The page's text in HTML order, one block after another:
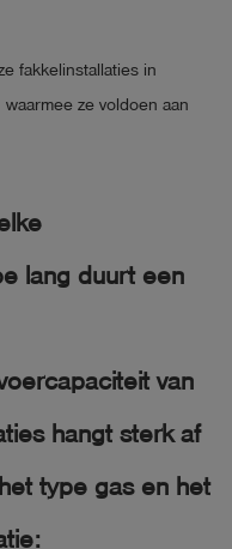
fakkelinstallaties in
ze voldoen aan
lang duurt een
van
hangt sterk af
type gas en het